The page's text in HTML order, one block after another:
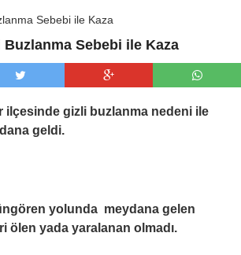
Buzlanma Sebebi ile Kaza
ilçesinde gizli buzlanma nedeni ile
geldi.
yolunda meydana gelen
ölen yada yaralanan olmadı.